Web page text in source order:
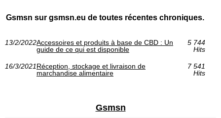
Gsmsn sur gsmsn.eu de toutes récentes chroniques.
13/2/2022Accessoires et produits à base de CBD : Un
guide de ce qui est disponible
5 744
Hits
16/3/2021Réception, stockage et livraison de
marchandise alimentaire
7 541
Hits
Gsmsn